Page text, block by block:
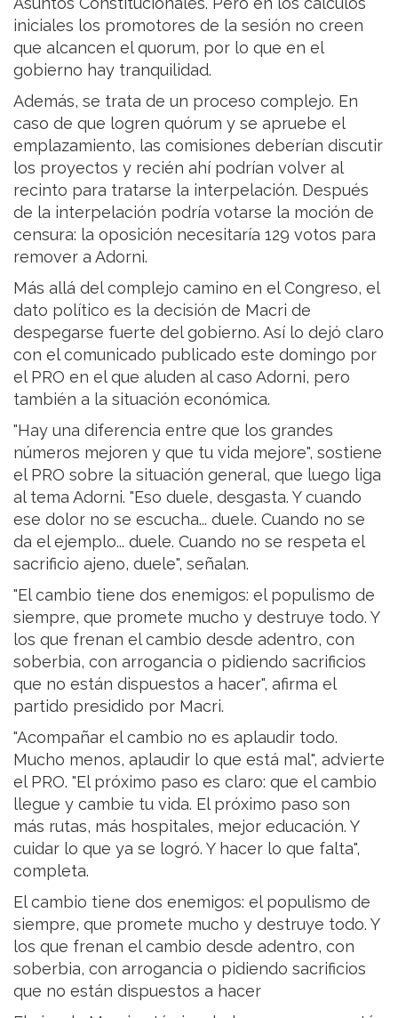
iniciales los promotores de la sesión no creen
que alcancen el quorum, por lo que en el
gobierno hay tranquilidad.
Además, se trata de un proceso complejo. En
caso de que logren quórum y se apruebe el
emplazamiento, las comisiones deberían discutir
los proyectos y recién ahí podrían volver al
recinto para tratarse la interpelación. Después
de la interpelación podría votarse la moción de
censura: la oposición necesitaría 129 votos para
remover a Adorni.
Más allá del complejo camino en el Congreso, el
dato político es la decisión de Macri de
despegarse fuerte del gobierno. Así lo dejó claro
con el comunicado publicado este domingo por
el PRO en el que aluden al caso Adorni, pero
también a la situación económica.
"Hay una diferencia entre que los grandes
números mejoren y que tu vida mejore", sostiene
el PRO sobre la situación general, que luego liga
al tema Adorni. "Eso duele, desgasta. Y cuando
ese dolor no se escucha... duele. Cuando no se
da el ejemplo... duele. Cuando no se respeta el
sacrificio ajeno, duele", señalan.
"El cambio tiene dos enemigos: el populismo de
siempre, que promete mucho y destruye todo. Y
los que frenan el cambio desde adentro, con
soberbia, con arrogancia o pidiendo sacrificios
que no están dispuestos a hacer", afirma el
partido presidido por Macri.
"Acompañar el cambio no es aplaudir todo.
Mucho menos, aplaudir lo que está mal", advierte
el PRO. "El próximo paso es claro: que el cambio
llegue y cambie tu vida. El próximo paso son
más rutas, más hospitales, mejor educación. Y
cuidar lo que ya se logró. Y hacer lo que falta",
completa.
El cambio tiene dos enemigos: el populismo de
siempre, que promete mucho y destruye todo. Y
los que frenan el cambio desde adentro, con
soberbia, con arrogancia o pidiendo sacrificios
que no están dispuestos a hacer